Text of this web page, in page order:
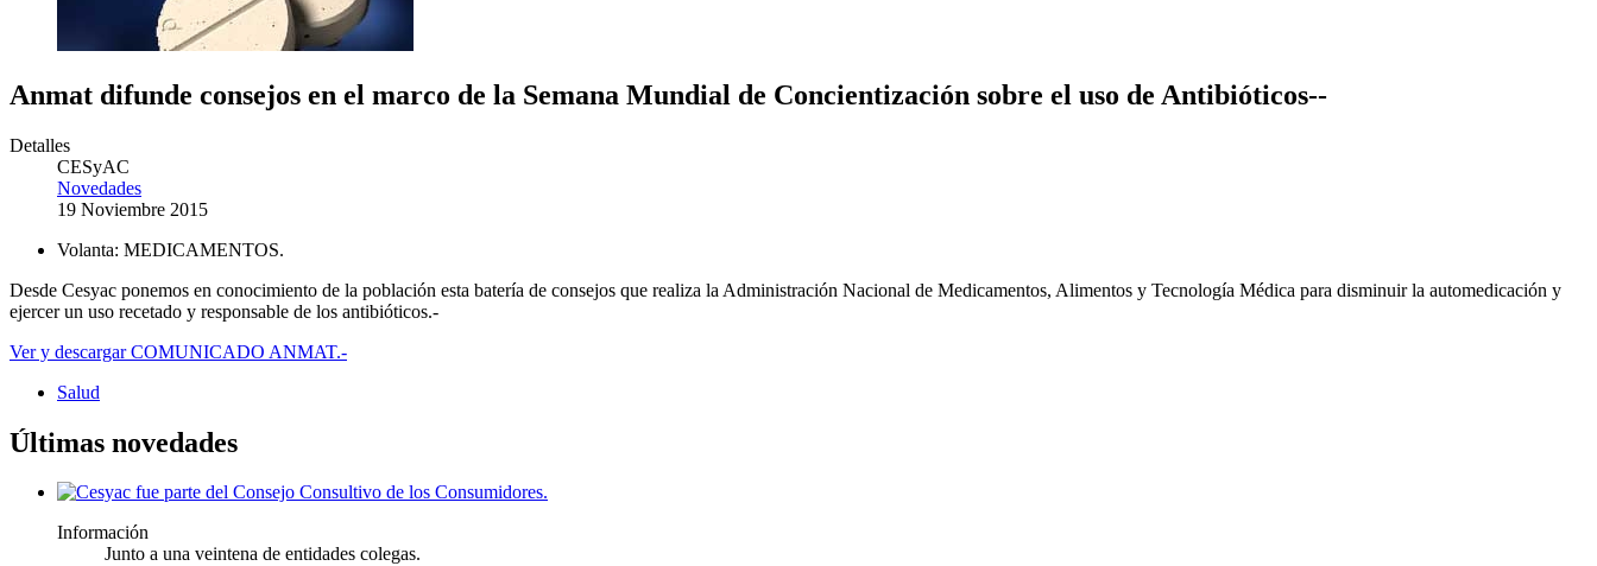
Anmat difunde consejos en el marco de la Semana Mundial de Concientización sobre el uso de Antibióticos--
Detalles
CESyAC
Novedades
19 Noviembre 2015
Volanta: MEDICAMENTOS.
Desde Cesyac ponemos en conocimiento de la población esta batería de consejos que realiza la Administración Nacional de Medicamentos, Alimentos y Tecnología Médica para disminuir la automedicación y
ejercer un uso recetado y responsable de los antibióticos.-
Ver y descargar COMUNICADO ANMAT.-
Salud
Últimas novedades
Información
Junto a una veintena de entidades colegas.